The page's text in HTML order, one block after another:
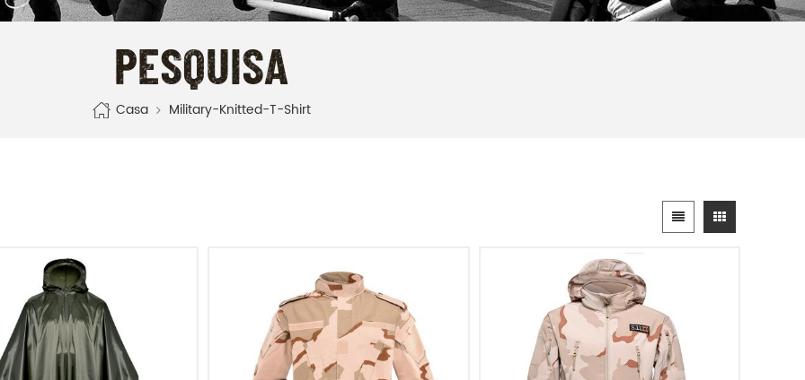
PESQUISA
Casa Military-Knitted-T-Shirt